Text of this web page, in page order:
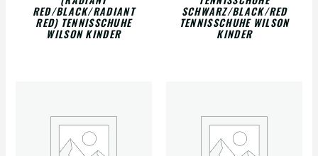
RED/BLACK/RADIANT
RED) TENNISSCHUHE
WILSON KINDER
SCHWARZ/BLACK/RED
TENNISSCHUHE WILSON
KINDER